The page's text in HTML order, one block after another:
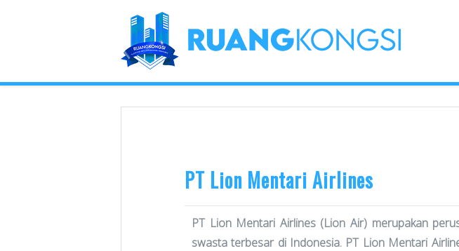
PT Lion Mentari Airlines
PT Lion Mentari Airlines (Lion Air) merupakan
swasta terbesar di Indonesia. PT Lion Mentari